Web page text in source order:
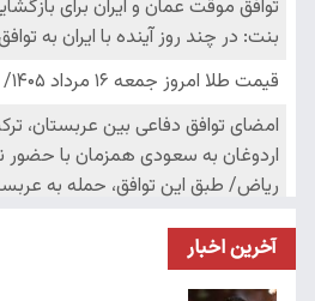
آخرین اخبار